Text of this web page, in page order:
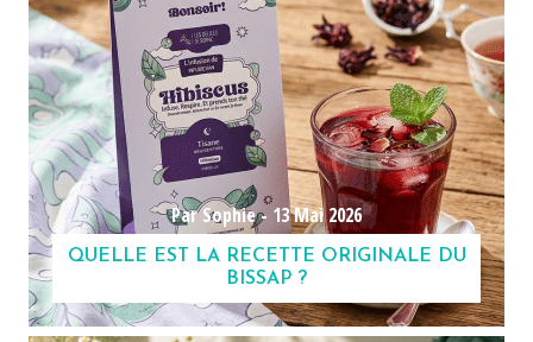
Par Sophie -13 Mai 2026
QUELLE EST LA RECETTE ORIGINALE DU
BISSAP ?